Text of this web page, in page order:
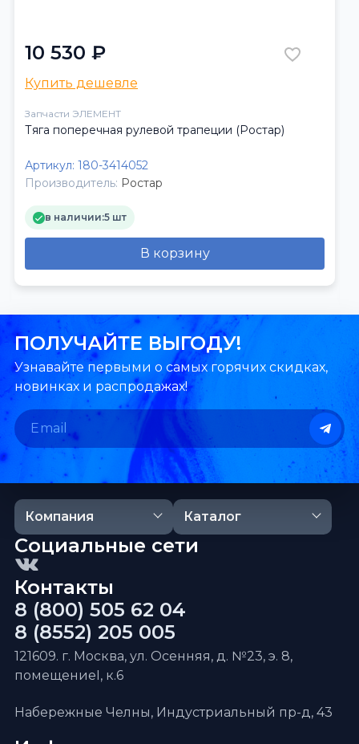
10 530 ₽
Купить дешевле
Запчасти ЭЛЕМЕНТ
Тяга поперечная рулевой трапеции (Ростар)
Артикул: 180-3414052
Производитель: Ростар
в наличии:5 шт
В корзину
ПОЛУЧАЙТЕ ВЫГОДУ!
Узнавайте первыми о самых горячих скидках,
новинках и распродажах!
Компания Каталог
Контакты
8 (800) 505 62 04
8 (8552) 205 005
121609. г. Москва, ул. Осенняя, д. №23, э. 8,
помещениеI, к.6
Набережные Челны, Индустриальный пр-д, 43
Социальные сети